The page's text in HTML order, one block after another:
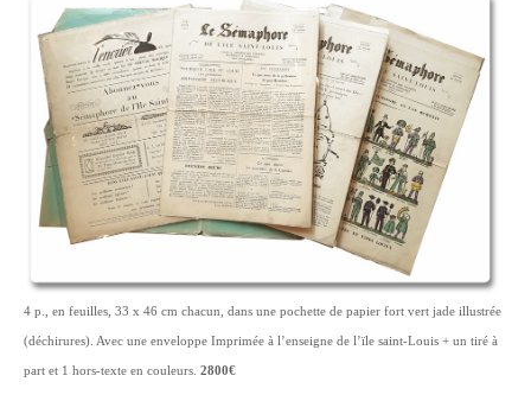
4 p., en feuilles, 33 x 46 cm chacun, dans une pochette de papier fort vert jade illustrée
(déchirures). Avec une enveloppe Imprimée à l’enseigne de l’ïle saint-Louis + un tiré à
part et 1 hors-texte en couleurs. 2800€